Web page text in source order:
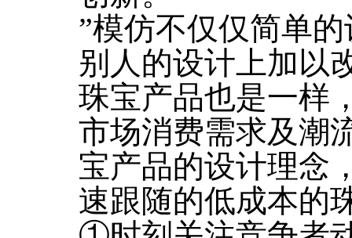
”模仿不仅仅简单
别人的设计上加以
珠宝产品也是一样
市场消费需求及潮
宝产品的设计理念
速跟随的低成本的